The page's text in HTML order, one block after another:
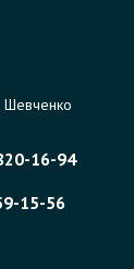
Шевченко
16-94
15-56